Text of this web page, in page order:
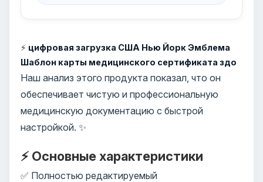
⚡ цифровая загрузка США Нью Йорк Эмблема
Шаблон карты медицинского сертификата здо
Наш анализ этого продукта показал, что он
обеспечивает чистую и профессиональную
медицинскую документацию с быстрой
настройкой. ✨
⚡ Основные характеристики
✅ Полностью редактируемый